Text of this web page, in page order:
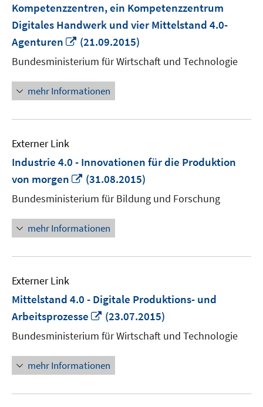
Kompetenzzentren, ein Kompetenzzentrum
Digitales Handwerk und vier Mittelstand 4.0-
Agenturen
In
neuem
Fenster
öffnen
(21.09.2015)
Bundesministerium für Wirtschaft und Technologie
mehr Informationen
Externer Link
Industrie 4.0 - Innovationen für die Produktion
von morgen
In
neuem
Fenster
öffnen
(31.08.2015)
Bundesministerium für Bildung und Forschung
mehr Informationen
Externer Link
Mittelstand 4.0 - Digitale Produktions- und
Arbeitsprozesse
In
neuem
Fenster
öffnen
(23.07.2015)
Bundesministerium für Wirtschaft und Technologie
mehr Informationen